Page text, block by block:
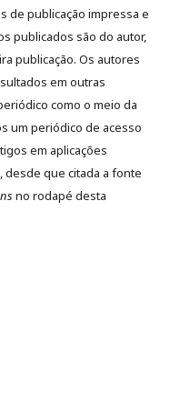
de publicação impressa e
publicados são do autor,
publicação. Os autores
em outras
como o meio da
um periódico de acesso
em aplicações
desde que citada a fonte
no rodapé desta